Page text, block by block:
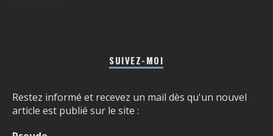
SUIVEZ-MOI
Restez informé et recevez un mail dès qu'un nouvel
article est publié sur le site :